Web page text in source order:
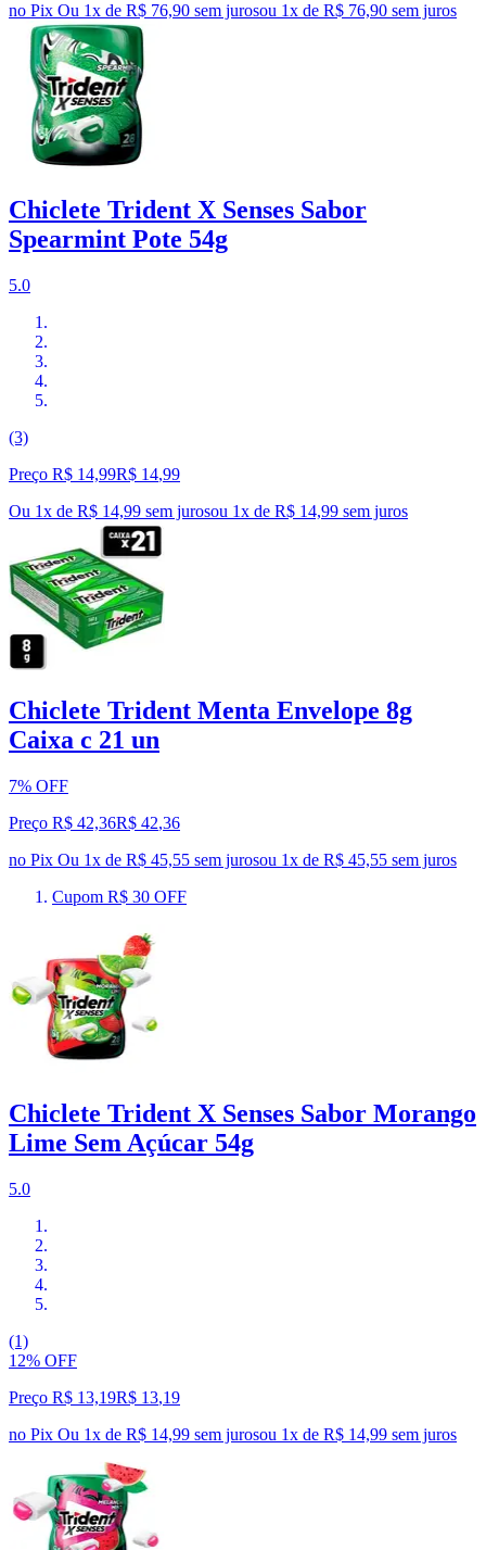
no Pix Ou 1x de R$ 76,90 sem jurosou 1x de R$ 76,90 sem juros
Chiclete Trident X Senses Sabor
Spearmint Pote 54g
5.0
(3)
Preço R$ 14,99R$ 14,99
Ou 1x de R$ 14,99 sem jurosou 1x de R$ 14,99 sem juros
Chiclete Trident Menta Envelope 8g
Caixa c 21 un
7% OFF
Preço R$ 42,36R$ 42,36
no Pix Ou 1x de R$ 45,55 sem jurosou 1x de R$ 45,55 sem juros
Cupom R$ 30 OFF
Chiclete Trident X Senses Sabor Morango
Lime Sem Açúcar 54g
5.0
(1)
12% OFF
Preço R$ 13,19R$ 13,19
no Pix Ou 1x de R$ 14,99 sem jurosou 1x de R$ 14,99 sem juros